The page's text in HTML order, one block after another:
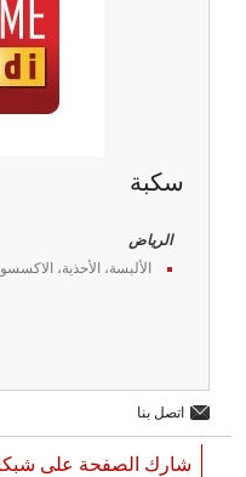
سكبة
الرياض
الألبسة، الأحذية،
اتصل بنا
شارك الصفحة على